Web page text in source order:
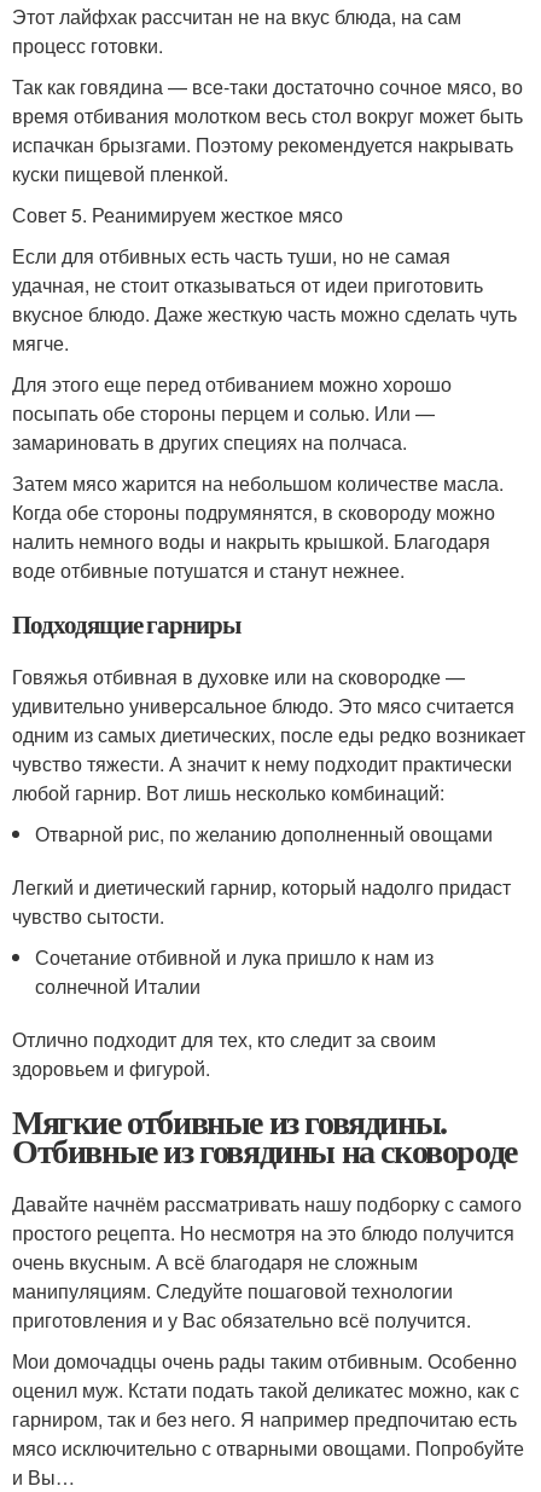
Этот лайфхак рассчитан не на вкус блюда, на сам
процесс готовки.
Так как говядина — все-таки достаточно сочное мясо, во
время отбивания молотком весь стол вокруг может быть
испачкан брызгами. Поэтому рекомендуется накрывать
куски пищевой пленкой.
Совет 5. Реанимируем жесткое мясо
Если для отбивных есть часть туши, но не самая
удачная, не стоит отказываться от идеи приготовить
вкусное блюдо. Даже жесткую часть можно сделать чуть
мягче.
Для этого еще перед отбиванием можно хорошо
посыпать обе стороны перцем и солью. Или —
замариновать в других специях на полчаса.
Затем мясо жарится на небольшом количестве масла.
Когда обе стороны подрумянятся, в сковороду можно
налить немного воды и накрыть крышкой. Благодаря
воде отбивные потушатся и станут нежнее.
Подходящие гарниры
Говяжья отбивная в духовке или на сковородке —
удивительно универсальное блюдо. Это мясо считается
одним из самых диетических, после еды редко возникает
чувство тяжести. А значит к нему подходит практически
любой гарнир. Вот лишь несколько комбинаций:
Отварной рис, по желанию дополненный овощами
Легкий и диетический гарнир, который надолго придаст
чувство сытости.
Сочетание отбивной и лука пришло к нам из
солнечной Италии
Отлично подходит для тех, кто следит за своим
здоровьем и фигурой.
Мягкие отбивные из говядины.
Отбивные из говядины на сковороде
Давайте начнём рассматривать нашу подборку с самого
простого рецепта. Но несмотря на это блюдо получится
очень вкусным. А всё благодаря не сложным
манипуляциям. Следуйте пошаговой технологии
приготовления и у Вас обязательно всё получится.
Мои домочадцы очень рады таким отбивным. Особенно
оценил муж. Кстати подать такой деликатес можно, как с
гарниром, так и без него. Я например предпочитаю есть
мясо исключительно с отварными овощами. Попробуйте
и Вы…